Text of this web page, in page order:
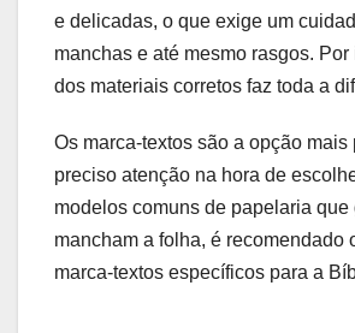
e delicadas, o que exige um
manchas e até mesmo rasgos.
dos materiais corretos faz toda a
Os marca-textos são a opção mais
preciso atenção na hora de
modelos comuns de papelaria que
mancham a folha, é recomendado
marca-textos específicos para a